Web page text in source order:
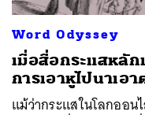
Word Odyssey
เมื่อสื่อกระแสหลั
การเอาหูไปนาเอา
แม้ว่ากระแสในโลกออน